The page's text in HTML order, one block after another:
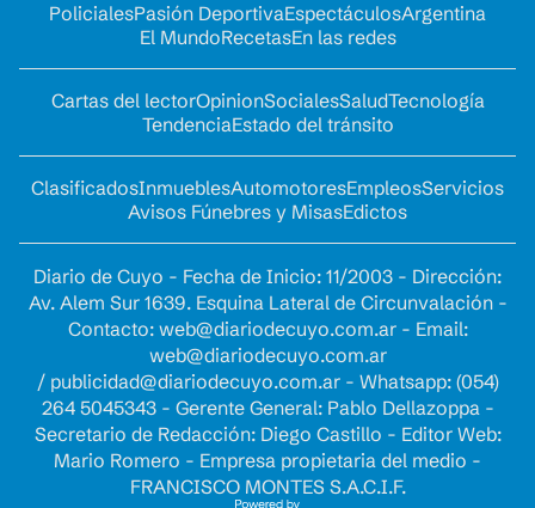
PolicialesPasión DeportivaEspectáculosArgentina
El MundoRecetasEn las redes
Cartas del lectorOpinionSocialesSaludTecnología
TendenciaEstado del tránsito
ClasificadosInmueblesAutomotoresEmpleosServicios
Avisos Fúnebres y MisasEdictos
Diario de Cuyo - Fecha de Inicio: 11/2003 - Dirección:
Av. Alem Sur 1639. Esquina Lateral de Circunvalación -
Contacto: web@diariodecuyo.com.ar- Email:
web@diariodecuyo.com.ar
/ publicidad@diariodecuyo.com.ar- Whatsapp: (054)
264 5045343 - Gerente General: Pablo Dellazoppa -
Secretario de Redacción: Diego Castillo - Editor Web:
Mario Romero - Empresa propietaria del medio -
FRANCISCO MONTES S.A.C.I.F.